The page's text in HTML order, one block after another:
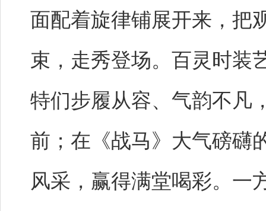
面配着旋律铺展开来，把
束，走秀登场。百灵时装
特们步履从容、气韵不凡
前；在《战马》大气磅礴
风采，赢得满堂喝彩。一